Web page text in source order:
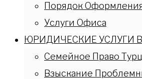
Порядок
Услуги Офиса
ЮРИДИЧЕСКИЕ УСЛУГИ
Семейное Право
Взыскание